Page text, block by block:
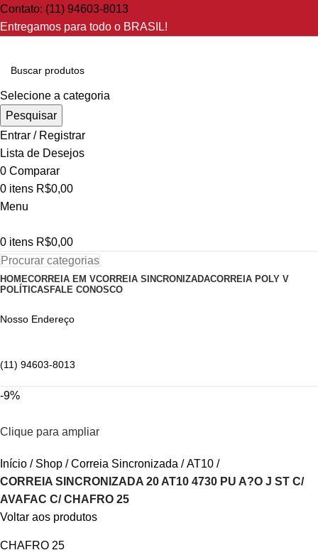
Contato: (11) 94603-8013
Entregamos para todo o BRASIL!
Selecione a categoria
Pesquisar
Entrar / Registrar
Lista de Desejos
0 Comparar
0 itens R$0,00
Menu
0 itens R$0,00
Procurar categorias
HOMECORREIA EM VCORREIA SINCRONIZADACORREIA POLY V
POLÍTICAS FALE CONOSCO
Nosso Endereço
(11) 94603-8013
-9%
Clique para ampliar
Início Shop Correia Sincronizada
AT10
CORREIA SINCRONIZADA 20 AT10 4730 PU A?O J ST C/
AVAFAC C/ CHAFRO 25
Voltar aos produtos
CHAFRO 25